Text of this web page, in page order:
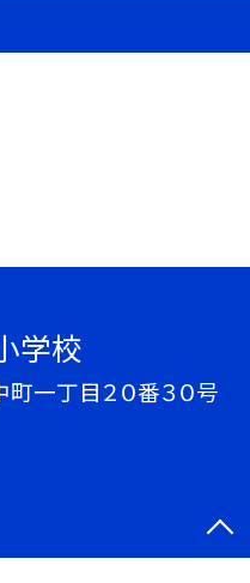
学校
一丁目２０番３０号